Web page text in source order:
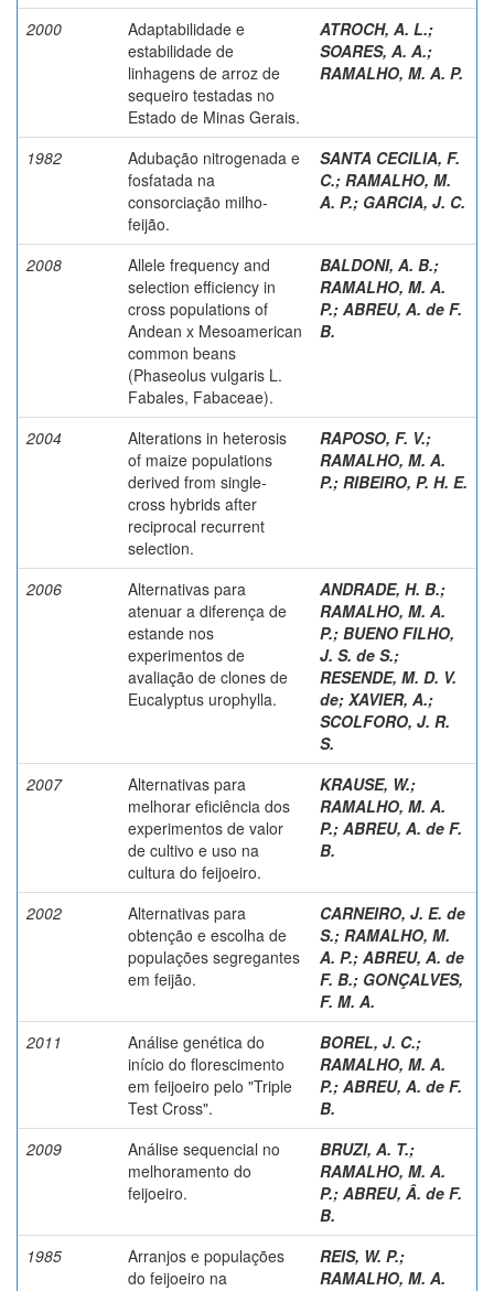
2000
Adaptabilidade e
estabilidade de
linhagens de arroz de
sequeiro testadas no
Estado de Minas Gerais.
ATROCH, A. L.;
SOARES, A. A.;
RAMALHO, M. A. P.
1982
Adubação nitrogenada e
fosfatada na
consorciação milho-
feijão.
SANTA CECILIA, F.
C.; RAMALHO, M.
A. P.; GARCIA, J. C.
2008
Allele frequency and
selection efficiency in
cross populations of
Andean x Mesoamerican
common beans
(Phaseolus vulgaris L.
Fabales, Fabaceae).
BALDONI, A. B.;
RAMALHO, M. A.
P.; ABREU, A. de F.
B.
2004
Alterations in heterosis
of maize populations
derived from single-
cross hybrids after
reciprocal recurrent
selection.
RAPOSO, F. V.;
RAMALHO, M. A.
P.; RIBEIRO, P. H. E.
2006
Alternativas para
atenuar a diferença de
estande nos
experimentos de
avaliação de clones de
Eucalyptus urophylla.
ANDRADE, H. B.;
RAMALHO, M. A.
P.; BUENO FILHO,
J. S. de S.;
RESENDE, M. D. V.
de; XAVIER, A.;
SCOLFORO, J. R.
S.
2007
Alternativas para
melhorar eficiência dos
experimentos de valor
de cultivo e uso na
cultura do feijoeiro.
KRAUSE, W.;
RAMALHO, M. A.
P.; ABREU, A. de F.
B.
2002
Alternativas para
obtenção e escolha de
populações segregantes
em feijão.
CARNEIRO, J. E. de
S.; RAMALHO, M.
A. P.; ABREU, A. de
F. B.; GONÇALVES,
F. M. A.
2011
Análise genética do
início do florescimento
em feijoeiro pelo "Triple
Test Cross".
BOREL, J. C.;
RAMALHO, M. A.
P.; ABREU, A. de F.
B.
2009
Análise sequencial no
melhoramento do
feijoeiro.
BRUZI, A. T.;
RAMALHO, M. A.
P.; ABREU, Â. de F.
B.
1985
Arranjos e populações
do feijoeiro na
REIS, W. P.;
RAMALHO, M. A.